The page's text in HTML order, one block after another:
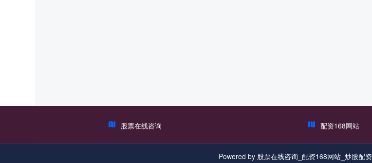
股票在线咨询 配资168网站
Powered by 股票在线咨询_配资168网站_炒股配资